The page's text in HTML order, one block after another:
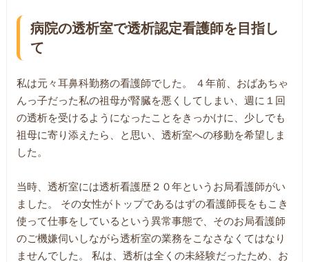
病院の透析室で透析認定看護師を目指し
て
私は元々耳鼻科勤務の看護師でした。 ４年前、おばあちゃ
んっ子だった私の祖母が腎臓を悪くしてしまい、週に１回
の透析を受けるようになったことをきっかけに、少しでも
祖母に寄り添えたら、と思い、透析室への移動を希望しま
した。
当時、透析室には透析看護歴２０年というお局看護師がい
ました。 その女性がトップであるはずの看護師長をもこき
使って仕事をしているという異常事態で、そのお局看護師
のご機嫌伺いしながら透析室の業務をこなさなくてはなり
ませんでした。 私は、透析は全くの未経験だったため、お